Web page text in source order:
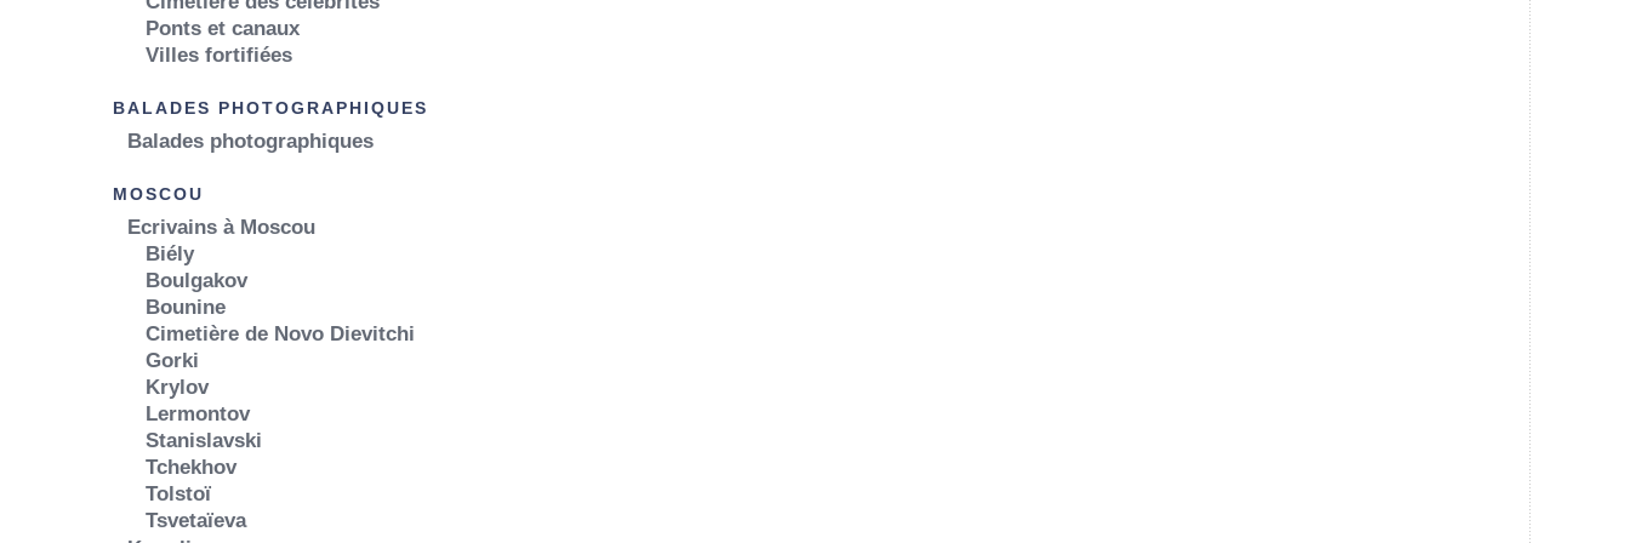
Ponts et canaux
Villes fortifiées
BALADES PHOTOGRAPHIQUES
Balades photographiques
MOSCOU
Ecrivains à Moscou
Biély
Boulgakov
Bounine
Cimetière de Novo Dievitchi
Gorki
Krylov
Lermontov
Stanislavski
Tchekhov
Tolstoï
Tsvetaïeva